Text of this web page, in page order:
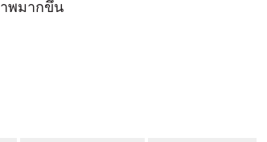
พมากขึ้น